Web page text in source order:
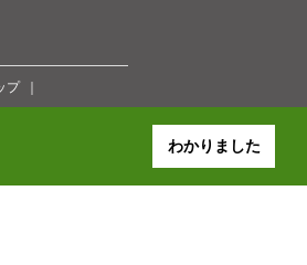
わかりました
プ